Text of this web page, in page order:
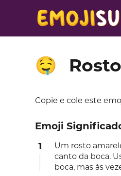
🤤
Copie e cole este
Emoji
1
Um rosto
canto da boca.
boca, mas às